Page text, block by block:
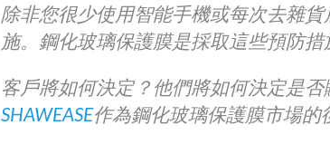
除非您很少使用智能手機或每次去雜
施。鋼化玻璃保護膜是採取這些預防措
客戶將如何決定？他們將如何決定是
SHAWEASE作為鋼化玻璃保護膜市場的